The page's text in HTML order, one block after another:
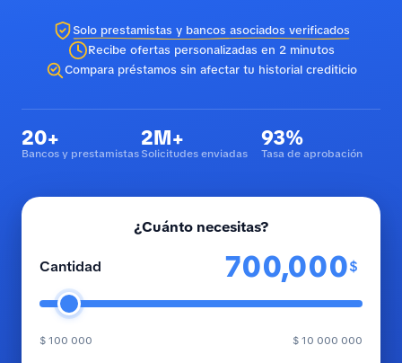
Solo prestamistas y bancos asociados verificados
Recibe ofertas personalizadas en 2 minutos
Compara préstamos sin afectar tu historial crediticio
20+
Bancos y prestamistas
2M+
Solicitudes enviadas
93%
Tasa de aprobación
¿Cuánto necesitas?
Cantidad $
$ 100 000 $ 10 000 000